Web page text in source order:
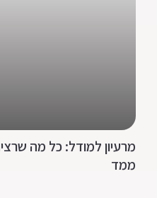
מרעיון למודל: כל מה
ממד